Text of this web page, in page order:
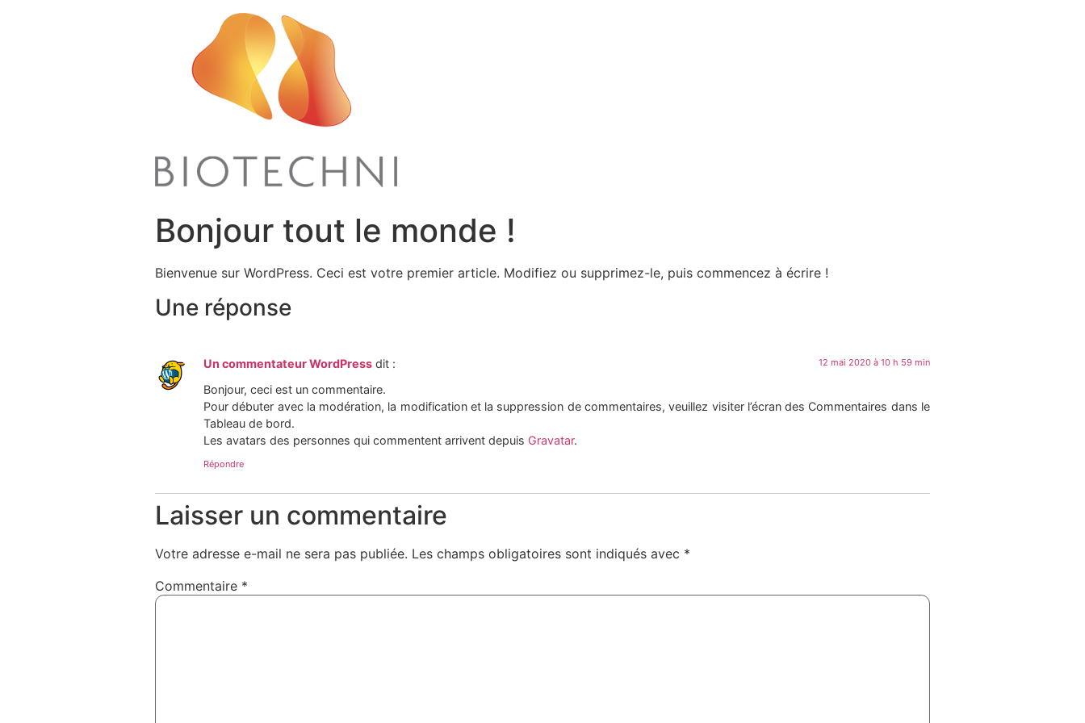
Bonjour tout le monde !
Bienvenue sur WordPress. Ceci est votre premier article. Modifiez ou supprimez-le, puis commencez à écrire !
Une réponse
Un commentateur WordPress dit : 12 mai 2020 à 10 h 59 min
Bonjour, ceci est un commentaire.
Pour débuter avec la modération, la modification et la suppression de commentaires, veuillez visiter l’écran des Commentaires dans le
Tableau de bord.
Les avatars des personnes qui commentent arrivent depuis Gravatar.
Répondre
Laisser un commentaire
Votre adresse e-mail ne sera pas publiée. Les champs obligatoires sont indiqués avec *
Commentaire *